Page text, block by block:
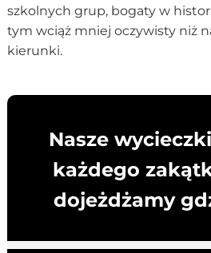
szkolnych grup, bogaty w
tym wciąż mniej oczywisty niż
kierunki.
Nasze
każdego
dojeżdżamy